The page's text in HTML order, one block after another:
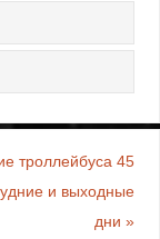
троллейбуса 45
и выходные
дни»